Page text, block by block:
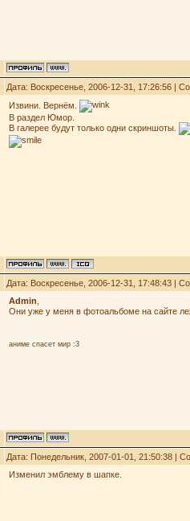
Дата: Воскресенье, 2006-12-31, 17:26:56 |
Извини. Вернём.
В раздел Юмор.
В галерее будут только одни скриншоты.
Дата: Воскресенье, 2006-12-31, 17:48:43 |
Admin
Они уже у меня в фотоальбоме на сайте
аниме спасет мир :3
Дата: Понедельник, 2007-01-01, 21:50:38 |
Изменил эмблему в шапке.